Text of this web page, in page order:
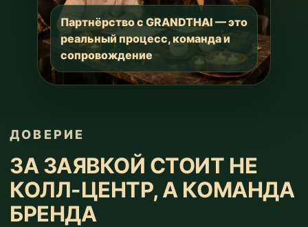
Партнёрство с GRANDTHAI — это
реальный процесс, команда и
сопровождение
ДОВЕРИЕ
ЗА ЗАЯВКОЙ СТОИТ НЕ
КОЛЛ-ЦЕНТР, А КОМАНДА
БРЕНДА